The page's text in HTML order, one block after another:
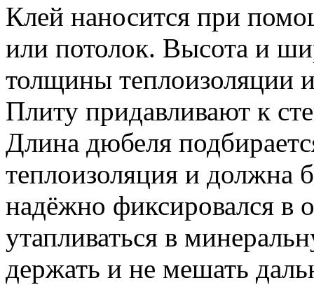
Клей наносится при
или потолок. Высота и
толщины теплоизоляции
Плиту придавливают к
Длина дюбеля
теплоизоляция и должна
надёжно фиксировался в
утапливаться в
держать и не мешать